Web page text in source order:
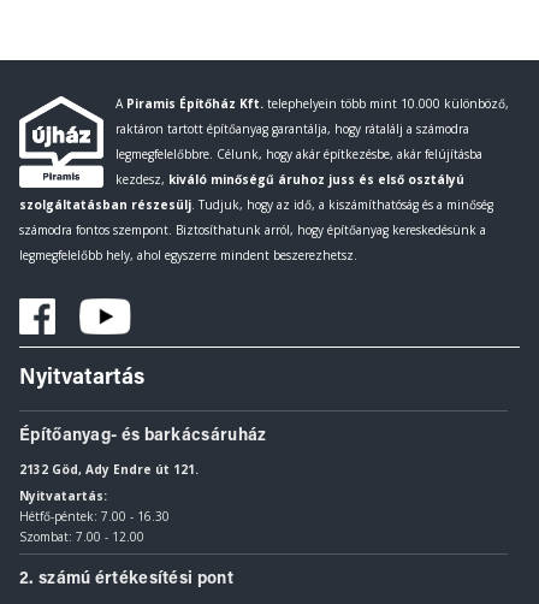
A Piramis Építőház Kft. telephelyein több mint 10.000 különböző,
raktáron tartott építőanyag garantálja, hogy rátalálj a számodra
legmegfelelőbbre. Célunk, hogy akár építkezésbe, akár felújításba
kezdesz, kiváló minőségű áruhoz juss és első osztályú
szolgáltatásban részesülj. Tudjuk, hogy az idő, a kiszámíthatóság és a minőség
számodra fontos szempont. Biztosíthatunk arról, hogy építőanyag kereskedésünk a
legmegfelelőbb hely, ahol egyszerre mindent beszerezhetsz.
Nyitvatartás
Építőanyag- és barkácsáruház
2132 Göd, Ady Endre út 121.
Nyitvatartás:
Hétfő-péntek: 7.00 - 16.30
Szombat: 7.00 - 12.00
2. számú értékesítési pont